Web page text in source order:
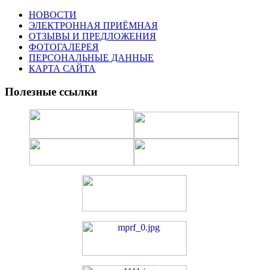
НОВОСТИ
ЭЛЕКТРОННАЯ ПРИЁМНАЯ
ОТЗЫВЫ И ПРЕДЛОЖЕНИЯ
ФОТОГАЛЕРЕЯ
ПЕРСОНАЛЬНЫЕ ДАННЫЕ
КАРТА САЙТА
Полезные ссылки